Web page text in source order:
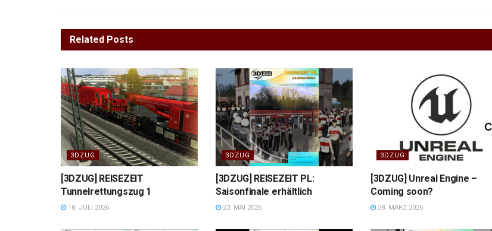
Related Posts
3DZUG
[3DZUG] REISEZEIT
Tunnelrettungszug 1
18. JULI 2026
3DZUG
[3DZUG] REISEZEIT PL:
Saisonfinale erhältlich
23. MAI 2026
3DZUG
[3DZUG] Unreal Engine –
Coming soon?
28. MÄRZ 2026